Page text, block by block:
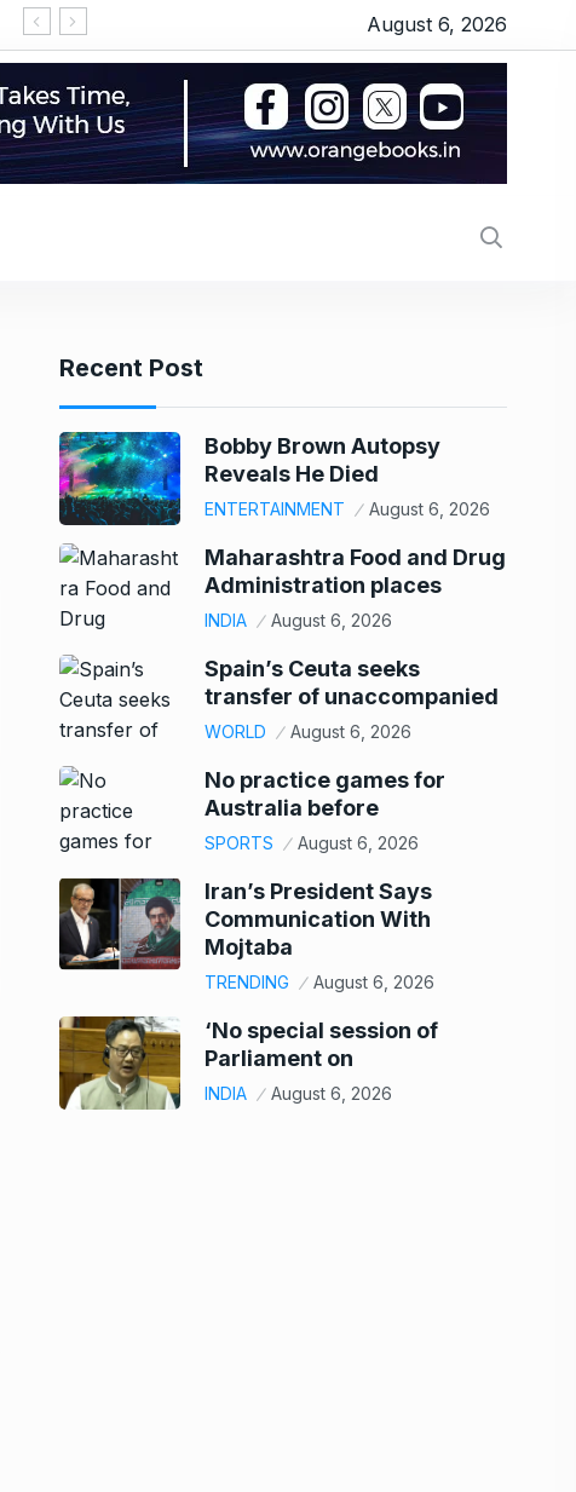
August 6, 2026
Recent Post
Bobby Brown Autopsy
Reveals He Died
ENTERTAINMENT August 6, 2026
Maharashtra Food and Drug
Administration places
INDIA August 6, 2026
Spain’s Ceuta seeks
transfer of unaccompanied
WORLD August 6, 2026
No practice games for
Australia before
SPORTS August 6, 2026
Iran’s President Says
Communication With
Mojtaba
TRENDING August 6, 2026
‘No special session of
Parliament on
INDIA August 6, 2026